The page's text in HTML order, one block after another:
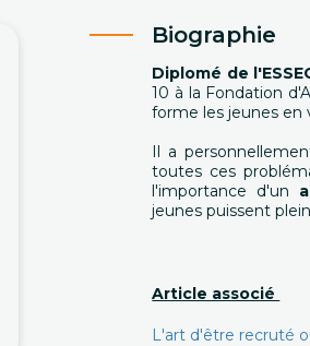
Biographie
Diplomé de
10 à la Fondation
forme les jeunes en
Il a
toutes ces
l'importance d'un
jeunes puissent
Article associé
L'art d'être recruté